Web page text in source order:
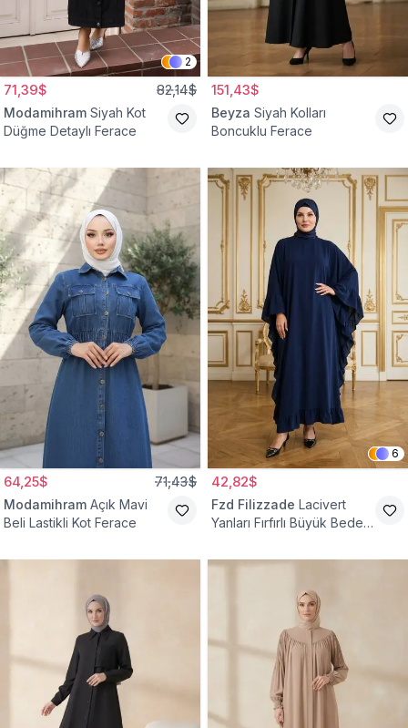
2
71,39$ 82,14$
Modamihram Siyah Kot
Düğme Detaylı Ferace
151,43$
Beyza Siyah Kolları
Boncuklu Ferace
64,25$ 71,43$
Modamihram Açık Mavi
Beli Lastikli Kot Ferace
6
42,82$
Fzd Filizzade Lacivert
Yanları Fırfırlı Büyük Beden